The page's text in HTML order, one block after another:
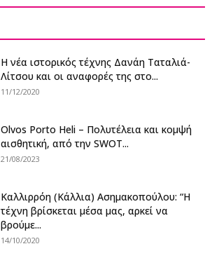
Η νέα ιστορικός τέχνης Δανάη Ταταλιά-
Λίτσου και οι αναφορές της στο...
11/12/2020
Olvos Porto Heli – Πολυτέλεια και κομψή
αισθητική, από την SWOT...
21/08/2023
Καλλιρρόη (Κάλλια) Ασημακοπούλου: “Η
τέχνη βρίσκεται μέσα μας, αρκεί να
βρούμε...
14/10/2020